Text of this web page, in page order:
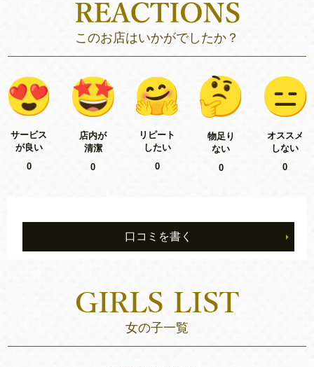
このお店はいかがでしたか？
サービス
が良い
0
店内が
清潔
0
リピート
したい
0
物足り
ない
0
オススメ
しない
0
口コミを書く
女の子一覧